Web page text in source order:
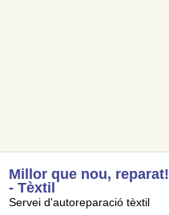
Millor que nou, reparat!
- Tèxtil
Servei d'autoreparació tèxtil